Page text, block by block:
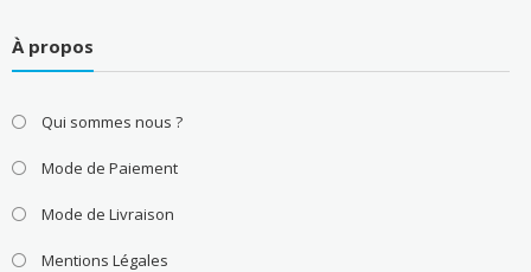
À propos
Qui sommes nous ?
Mode de Paiement
Mode de Livraison
Mentions Légales